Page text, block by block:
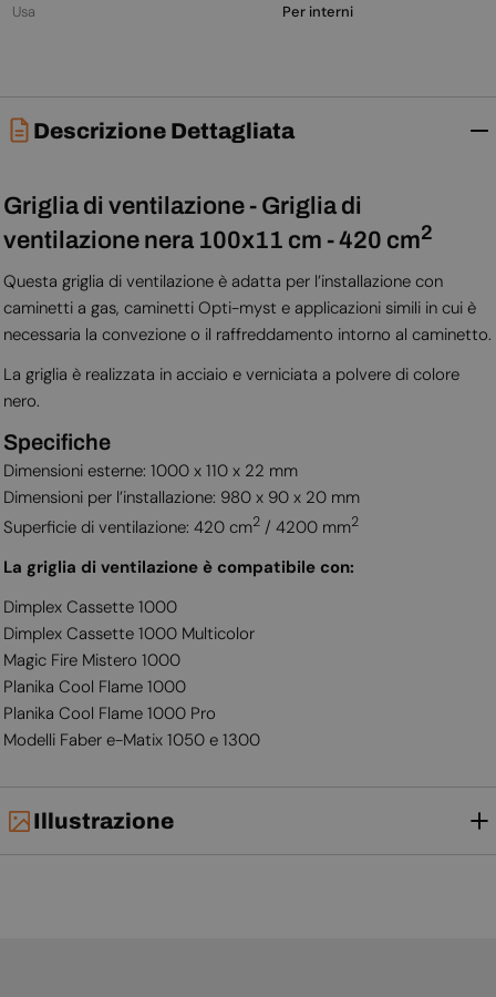
Usa Per interni
Descrizione Dettagliata
Griglia di ventilazione - Griglia di
ventilazione nera 100x11 cm - 420 cm2
Questa griglia di ventilazione è adatta per l’installazione con
caminetti a gas, caminetti Opti-myst e applicazioni simili in cui è
necessaria la convezione o il raffreddamento intorno al caminetto.
La griglia è realizzata in acciaio e verniciata a polvere di colore
nero.
Specifiche
Dimensioni esterne: 1000 x 110 x 22 mm
Dimensioni per l’installazione: 980 x 90 x 20 mm
Superficie di ventilazione: 420 cm2/ 4200 mm2
La griglia di ventilazione è compatibile con:
Dimplex Cassette 1000
Dimplex Cassette 1000 Multicolor
Magic Fire Mistero 1000
Planika Cool Flame 1000
Planika Cool Flame 1000 Pro
Modelli Faber e-Matix 1050 e 1300
Illustrazione